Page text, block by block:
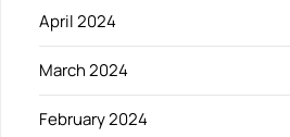
April 2024
March 2024
February 2024